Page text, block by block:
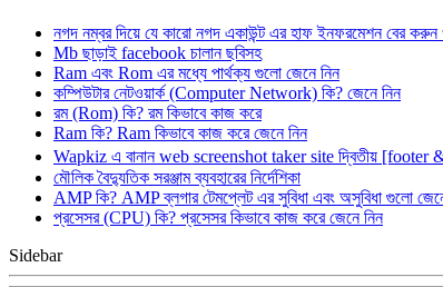
নগদ নম্বর দিয়ে যে কারো নগদ একাউন্ট এর হাফ ইনফরমেশন বের করুন
Mb ছাড়াই facebook চালান ছবিসহ
Ram এবং Rom এর মধ্যে পার্থক্য গুলো জেনে নিন
কম্পিউটার নেটওয়ার্ক (Computer Network) কি? জেনে নিন
রম (Rom) কি? রম কিভাবে কাজ করে
Ram কি? Ram কিভাবে কাজ করে জেনে নিন
Wapkiz এ বানান web screenshot taker site দ্বিতীয় [footer
মৌলিক বৈদ্যুতিক সরঞ্জাম ব্যবহারের নির্দেশিকা
AMP কি? AMP ব্লগার টেমপ্লেট এর সুবিধা এবং অসুবিধা গুলো
প্রসেসর (CPU) কি? প্রসেসর কিভাবে কাজ করে জেনে নিন
Sidebar